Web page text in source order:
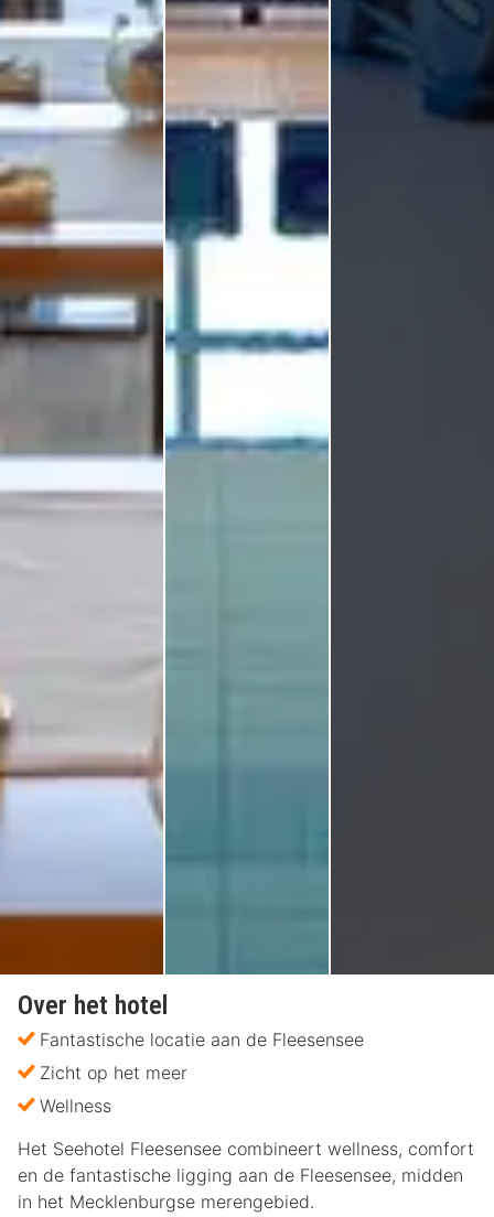
Over het hotel
Fantastische locatie aan de Fleesensee
Zicht op het meer
Wellness
Het Seehotel Fleesensee combineert wellness, comfort
en de fantastische ligging aan de Fleesensee, midden
in het Mecklenburgse merengebied.